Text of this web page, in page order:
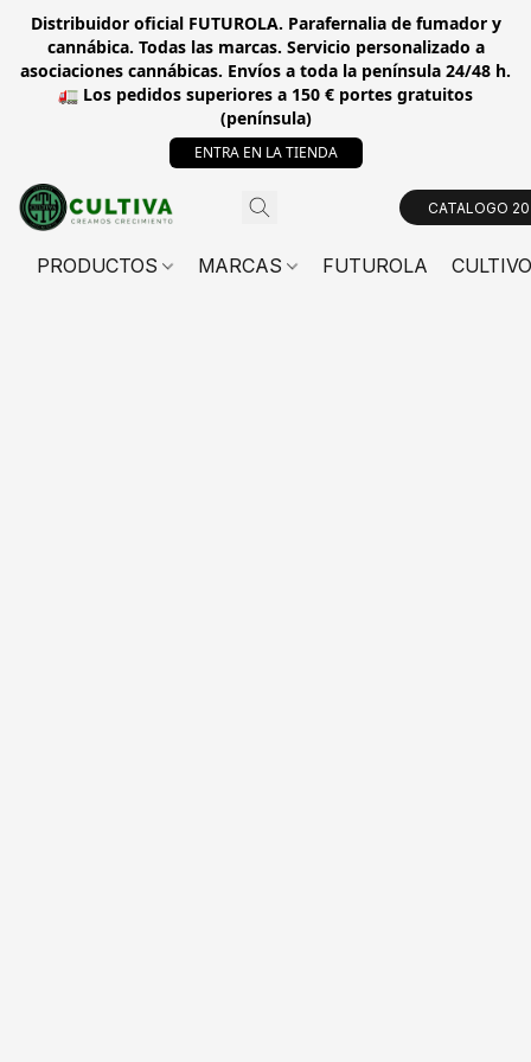
Distribuidor oficial FUTUROLA. Parafernalia de fumador y
cannábica. Todas las marcas. Servicio personalizado a
asociaciones cannábicas. Envíos a toda la península 24/48 h.
🚛 Los pedidos superiores a 150 € portes gratuitos
(península)
ENTRA EN LA TIENDA
CATALOGO
PRODUCTOS MARCAS FUTUROLA